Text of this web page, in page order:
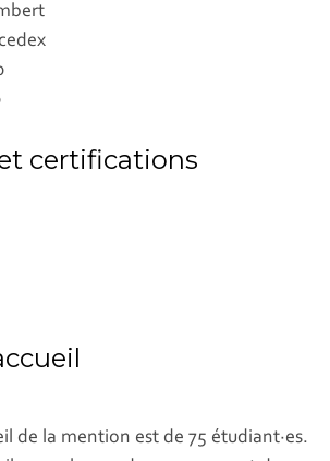
certifications
de la mention est de 75 étudiant·es.